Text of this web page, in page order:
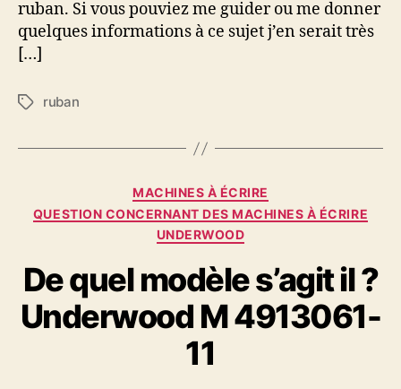
d’une
machine
ruban. Si vous pouviez me guider ou me donner
quelques informations à ce sujet j’en serait très
[…]
Étiquettes
ruban
Catégories
MACHINES À ÉCRIRE
QUESTION CONCERNANT DES MACHINES À ÉCRIRE
UNDERWOOD
De quel modèle s’agit il ?
Underwood M 4913061-
11